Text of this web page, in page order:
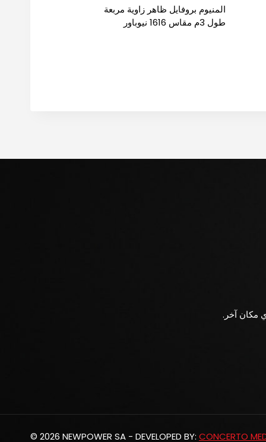
المنيوم بروفايل ظاهر زاوية مربعة
طول 3م مقاس 1616 نيوباور
مكان آخر.
© 2026 NEWPOWER SA - DEVELOPED BY: CONCERTO